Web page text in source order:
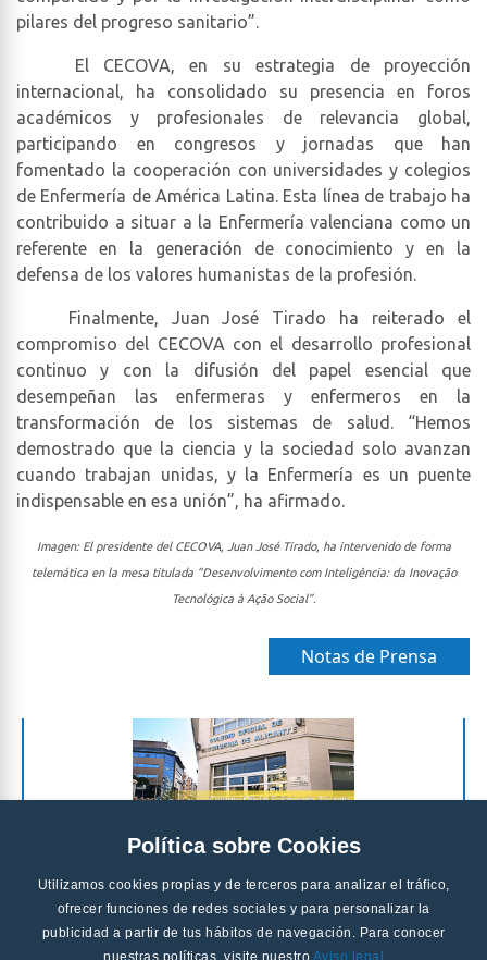
Política sobre Cookies
Utilizamos cookies propias y de terceros para analizar el tráfico,
ofrecer funciones de redes sociales y para personalizar la
publicidad a partir de tus hábitos de navegación. Para conocer
nuestras políticas, visite nuestro Aviso legal
pilares del progreso sanitario”.
El CECOVA, en su estrategia de proyección
internacional, ha consolidado su presencia en foros
académicos y profesionales de relevancia global,
participando en congresos y jornadas que han
fomentado la cooperación con universidades y colegios
de Enfermería de América Latina. Esta línea de trabajo ha
contribuido a situar a la Enfermería valenciana como un
referente en la generación de conocimiento y en la
defensa de los valores humanistas de la profesión.
Finalmente, Juan José Tirado ha reiterado el
compromiso del CECOVA con el desarrollo profesional
continuo y con la difusión del papel esencial que
desempeñan las enfermeras y enfermeros en la
transformación de los sistemas de salud. “Hemos
demostrado que la ciencia y la sociedad solo avanzan
cuando trabajan unidas, y la Enfermería es un puente
indispensable en esa unión”, ha afirmado.
Imagen: El presidente del CECOVA, Juan José Tirado, ha intervenido de forma
telemática en la mesa titulada “Desenvolvimento com Inteligência: da Inovação
Tecnológica à Ação Social”.
Notas de Prensa